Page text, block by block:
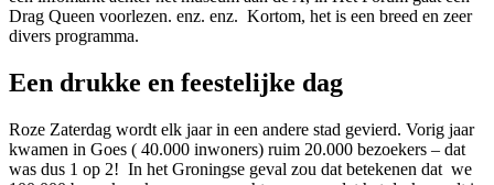
Drag Queen voorlezen. enz. enz. Kortom, het is een breed en zeer
divers programma.
Een drukke en feestelijke dag
Roze Zaterdag wordt elk jaar in een andere stad gevierd. Vorig jaar
kwamen in Goes ( 40.000 inwoners) ruim 20.000 bezoekers – dat
was dus 1 op 2! In het Groningse geval zou dat betekenen dat we